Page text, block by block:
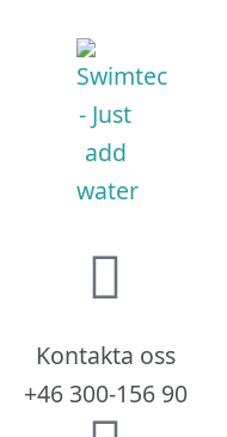
Kontakta oss
+46 300-156 90